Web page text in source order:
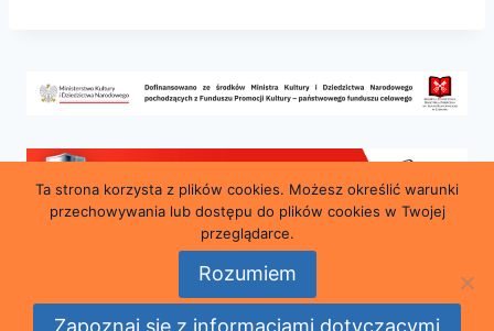
© 2026 Miejska i Powiatowa Biblioteka Publiczna
Ta strona korzysta z plików cookies. Możesz określić warunki
przechowywania lub dostępu do plików cookies w Twojej
przeglądarce.
Rozumiem
Zapoznaj się z informacjami dotyczącymi